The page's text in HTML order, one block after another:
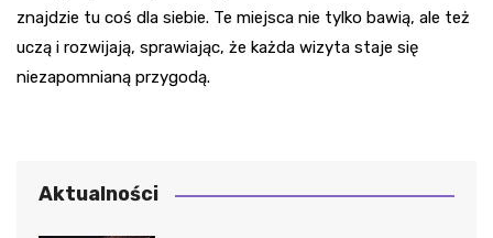
znajdzie tu coś dla siebie. Te miejsca nie tylko bawią, ale też
uczą i rozwijają, sprawiając, że każda wizyta staje się
niezapomnianą przygodą.
Aktualności